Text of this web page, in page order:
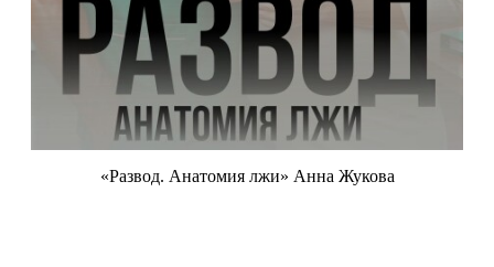
«Развод. Анатомия лжи» Анна Жукова